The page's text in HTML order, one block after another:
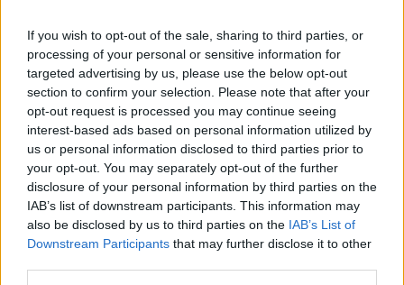
If you wish to opt-out of the sale, sharing to third parties, or
processing of your personal or sensitive information for
targeted advertising by us, please use the below opt-out
section to confirm your selection. Please note that after your
opt-out request is processed you may continue seeing
interest-based ads based on personal information utilized by
us or personal information disclosed to third parties prior to
your opt-out. You may separately opt-out of the further
disclosure of your personal information by third parties on the
IAB’s list of downstream participants. This information may
also be disclosed by us to third parties on the IAB’s List of
Downstream Participants that may further disclose it to other
λουκετα παντου 14·08·2012 17:16